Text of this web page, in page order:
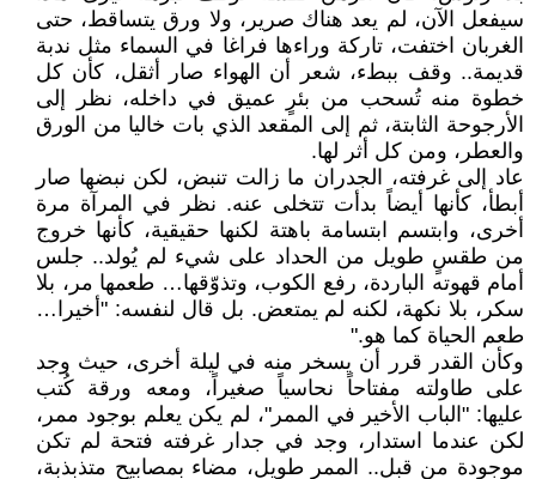
سيفعل الآن، لم يعد هناك صرير، ولا ورق يتساقط، حتى
الغربان اختفت، تاركة وراءها فراغا في السماء مثل ندبة
قديمة.. وقف ببطء، شعر أن الهواء صار أثقل، كأن كل
خطوة منه تُسحب من بئرٍ عميق في داخله، نظر إلى
الأرجوحة الثابتة، ثم إلى المقعد الذي بات خاليا من الورق
والعطر، ومن كل أثر لها.
عاد إلى غرفته، الجدران ما زالت تنبض، لكن نبضها صار
أبطأ، كأنها أيضاً بدأت تتخلى عنه. نظر في المرآة مرة
أخرى، وابتسم ابتسامة باهتة لكنها حقيقية، كأنها خروج
من طقسٍ طويل من الحداد على شيء لم يُولد.. جلس
أمام قهوته الباردة، رفع الكوب، وتذوّقها… طعمها مر، بلا
سكر، بلا نكهة، لكنه لم يمتعض. بل قال لنفسه: "أخيرا…
طعم الحياة كما هو."
وكأن القدر قرر أن يسخر منه في ليلة أخرى، حيث وجد
على طاولته مفتاحاً نحاسياً صغيراً، ومعه ورقة كُتب
عليها: "الباب الأخير في الممر"، لم يكن يعلم بوجود ممر،
لكن عندما استدار، وجد في جدار غرفته فتحة لم تكن
موجودة من قبل.. الممر طويل، مضاء بمصابيح متذبذبة،